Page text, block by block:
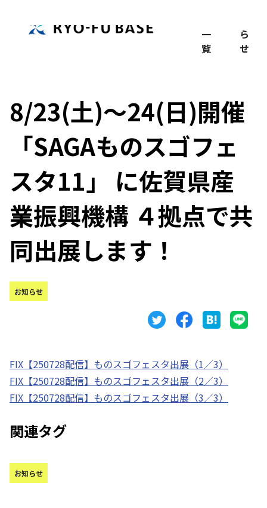
一
覧
ら
せ
8/23(土)～24(日)開催
「SAGAものスゴフェ
スタ11」 に佐賀県産
業振興機構 ４拠点で共
同出展します！
お知らせ
FIX【250728配信】ものスゴフェスタ出展（1／3）
FIX【250728配信】ものスゴフェスタ出展（2／3）
FIX【250728配信】ものスゴフェスタ出展（3／3）
関連タグ
お知らせ